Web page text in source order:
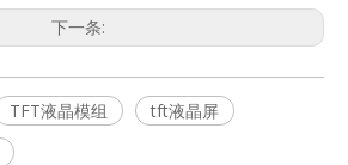
下一条:
TFT液晶模组
tft液晶屏